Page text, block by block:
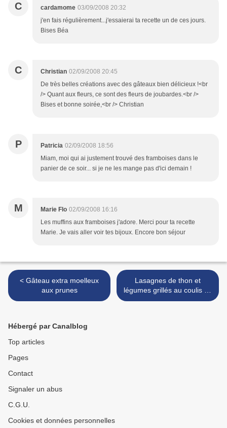
C cardamome 03/09/2008 20:32
j'en fais régulièrement...j'essaierai ta recette un de ces jours.
Bises Béa
C Christian 02/09/2008 20:45
De très belles créations avec des gâteaux bien délicieux !<br
/> Quant aux fleurs, ce sont des fleurs de joubardes.<br />
Bises et bonne soirée,<br /> Christian
P Patricia 02/09/2008 18:56
Miam, moi qui ai justement trouvé des framboises dans le
panier de ce soir... si je ne les mange pas d'ici demain !
M Marie Flo 02/09/2008 16:16
Les muffins aux framboises j'adore. Merci pour ta recette
Marie. Je vais aller voir tes bijoux. Encore bon séjour
< Gâteau extra moelleux
aux prunes
Lasagnes de thon et
légumes grillés au coulis de
basilic >
Hébergé par Canalblog
Top articles
Pages
Contact
Signaler un abus
C.G.U.
Cookies et données personnelles